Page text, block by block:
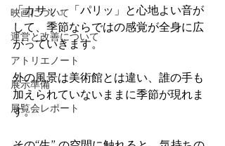
映画について
運営と改善について
アトリエノート
展示準備
展覧会レポート
「カサッ」「パリッ」と心地よい音が
して、季節ならではの感覚が全身に広
がっていきます。
外の風景は美術館とは違い、誰の手も
加えられていないままに季節が現れま
す。